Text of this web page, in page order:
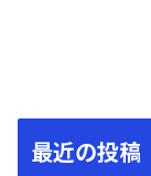
最近の投稿